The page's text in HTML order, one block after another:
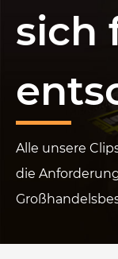
sich
Alle unsere
die